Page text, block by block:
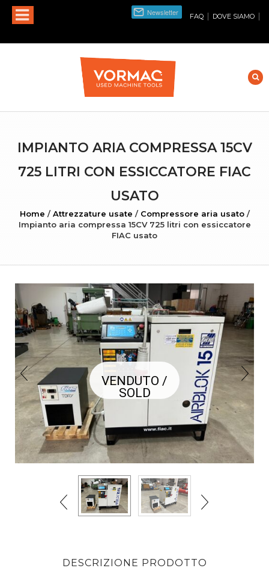
FAQ | DOVE SIAMO |
IMPIANTO ARIA COMPRESSA 15CV
725 LITRI CON ESSICCATORE FIAC
USATO
Home / Attrezzature usate / Compressore aria usato /
Impianto aria compressa 15CV 725 litri con essiccatore
FIAC usato
VENDUTO /
SOLD
DESCRIZIONE PRODOTTO